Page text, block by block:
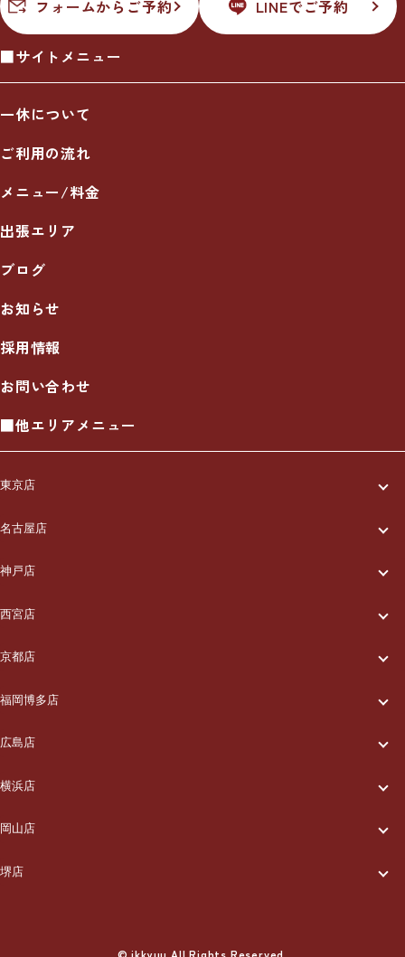
フォームからご予約 LINEでご予約
■サイトメニュー
一休について
ご利用の流れ
メニュー/料金
出張エリア
ブログ
お知らせ
採用情報
お問い合わせ
■他エリアメニュー
東京店
一休について
ご利用の流れ
メニュー/料金
出張エリア
ブログ
お知らせ
採用情報
お問い合わせ
名古屋店
一休について
ご利用の流れ
メニュー/料金
出張エリア
ブログ
お知らせ
採用情報
お問い合わせ
神戸店
一休について
ご利用の流れ
メニュー/料金
出張エリア
ブログ
お知らせ
採用情報
西宮店
一休について
ご利用の流れ
メニュー/料金
出張エリア
ブログ
お知らせ
京都店
一休について
ご利用の流れ
メニュー/料金
出張エリア
ブログ
福岡博多店
一休について
ご利用の流れ
メニュー/料金
出張エリア
広島店
一休について
ご利用の流れ
メニュー/料金
横浜店
一休について
ご利用の流れ
岡山店
一休について
堺店